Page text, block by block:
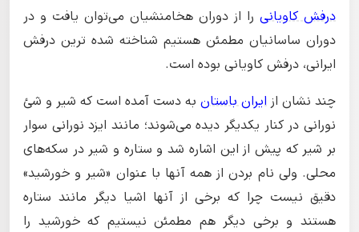
درفش کاویانی را از دوران هخامنشیان می‌توان یافت و در
دوران ساسانیان مطمئن هستیم شناخته شده ترین درفش
ایرانی، درفش کاویانی بوده است.
چند نشان از ایران باستان به دست آمده است که شیر و شئ
نورانی در کنار یکدیگر دیده می‌شوند؛ مانند ایزد نورانی سوار
بر شیر که پیش از این اشاره شد و ستاره و شیر در سکه‌های
محلی. ولی نام بردن از همه آنها با عنوان «شیر و خورشید»
دقیق نیست چرا که برخی از آنها اشیا دیگر مانند ستاره
هستند و برخی دیگر هم مطمئن نیستیم که خورشید را